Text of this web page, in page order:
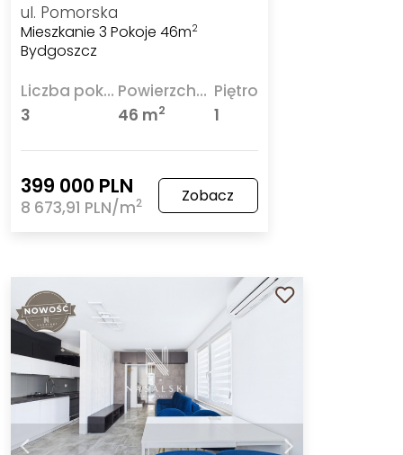
ul. Pomorska
Mieszkanie 3 Pokoje 46m2
Bydgoszcz
Liczba pokoi
3
Powierzchnia
46 m2
Piętro
1
399 000 PLN
8 673,91 PLN/m2 Zobacz